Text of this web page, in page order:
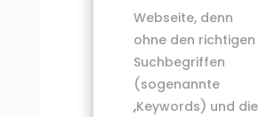
Webseite, denn
ohne den richtigen
Suchbegriffen
(sogenannte
„Keywords) und die